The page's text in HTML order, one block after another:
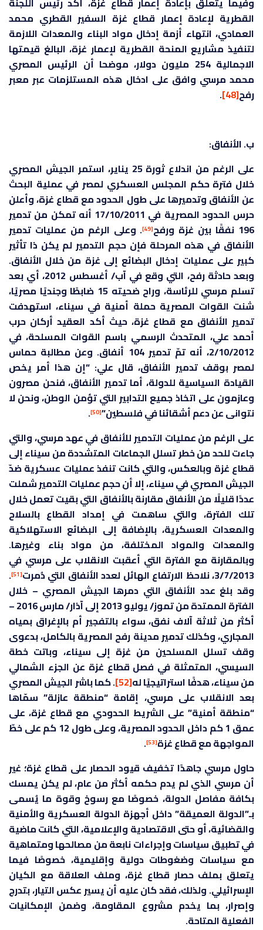
القطرية لإعادة إعمار قطاع غزة السفير القطري محمد
العمادي، انتهاء أزمة إدخال مواد البناء والمعدات اللازمة
لتنفيذ مشاريع المنحة القطرية لإعمار غزة، البالغ قيمتها
الاجمالية 254 مليون دولار، موضحا أن الرئيس المصري
محمد مرسي وافق على ادخال هذه المستلزمات عبر معبر
رفح[48]
.
ب. الأنفاق:
على الرغم من اندلاع ثورة 25 يناير، استمر الجيش المصري
خلال فترة حكم المجلس العسكري لمصر في عملية البحث
عن الأنفاق وتدميرها على طول الحدود مع قطاع غزة، وأعلن
حرس الحدود المصرية في 17/10/2011 أنه تمكن من تدمير
196 نفقًا بين غزة ورفح
[49]
. وعلى الرغم من عمليات تدمير
الأنفاق في هذه المرحلة فإن حجم التدمير لم يكن ذا تأثير
كبير على عمليات إدخال البضائع إلى غزة من خلال الأنفاق.
وبعد حادثة رفح، التي وقع في آب/ أغسطس 2012، أي بعد
تسلم مرسي للرئاسة، وراح ضحيته 15 ضابطًا وجنديًا مصريًا،
شنت القوات المصرية حملة أمنية في سيناء، استهدفت
تدمير الأنفاق مع قطاع غزة، حيث أكد العقيد أركان حرب
أحمد علي، المتحدث الرسمي باسم القوات المسلحة، في
2/10/2012، أنه تمّ تدمير 104 أنفاق. وعن مطالبة حماس
لمصر بوقف تدمير الأنفاق، قال علي: “إن هذا أمر يخص
القيادة السياسية للدولة، أما تدمير الأنفاق، فنحن مصرون
وعازمون على اتخاذ جميع التدابير التي تؤمن الوطن، ونحن لا
نتوانى عن دعم أشقائنا في فلسطين”[50]
.
على الرغم من عمليات التدمير للأنفاق في عهد مرسي، والتي
جاءت للحد من خطر تسلل الجماعات المتشددة من سيناء إلى
قطاع غزة وبالعكس، والتي كانت تنفذ عمليات عسكرية ضدّ
الجيش المصري في سيناء، إلا أن حجم عمليات التدمير شملت
عددًا قليلًا من الأنفاق مقارنة بالأنفاق التي بقيت تعمل خلال
تلك الفترة، والتي ساهمت في إمداد القطاع بالسلاح
والمعدات العسكرية، بالإضافة إلى البضائع الاستهلاكية
والمعدات والمواد المختلفة، من مواد بناء وغيرها.
وبالمقارنة مع الفترة التي أعقبت الانقلاب على مرسي في
3/7/2013، نلاحظ الارتفاع الهائل لعدد الأنفاق التي دُمرت
[51]
.
وقد بلغ عدد الأنفاق التي دمرها الجيش المصري – خلال
الفترة الممتدة من تموز/ يوليو 2013 إلى آذار/ مارس 2016 –
أكثر من ثلاثة آلاف نفق، سواء بالتفجير أم بالإغراق بمياه
المجاري، وكذلك تدمير مدينة رفح المصرية بالكامل، بدعوى
وقف تسلل المسلحين من غزة إلى سيناء، وباتت خطة
السيسي، المتمثلة في فصل قطاع غزة عن الجزء الشمالي
من سيناء، هدفًا استراتيجيًا له[52]
. كما باشر الجيش المصري
بعد الانقلاب على مرسي، إقامة “منطقة عازلة” سمّاها
“منطقة أمنية” على الشريط الحدودي مع قطاع غزة، على
عمق 1 كم داخل الحدود المصرية، وعلى طول 12 كم على خطّ
المواجهة مع قطاع غزة[53]
.
حاول مرسي جاهدًا تخفيف قيود الحصار على قطاع غزة؛ غير
أن مرسي الذي لم يدم حكمه أكثر من عام، لم يكن يمسك
بكافة مفاصل الدولة، خصوصًا مع رسوخ وقوة ما يُسمى
بـ”الدولة العميقة” داخل أجهزة الدولة العسكرية والأمنية
والقضائية، أو حتى الاقتصادية والإعلامية، التي كانت ماضية
في تطبيق سياسات وإجراءات نابعة من مصالحها ومتماهية
مع سياسات وضغوطات دولية وإقليمية، خصوصًا فيما
يتعلق بملف حصار قطاع غزة، وملف العلاقة مع الكيان
الإسرائيلي. ولذلك، فقد كان عليه أن يسير عكس التيار، بتدرج
وإصرار، بما يخدم مشروع المقاومة، وضمن الإمكانيات
الفعلية المتاحة.